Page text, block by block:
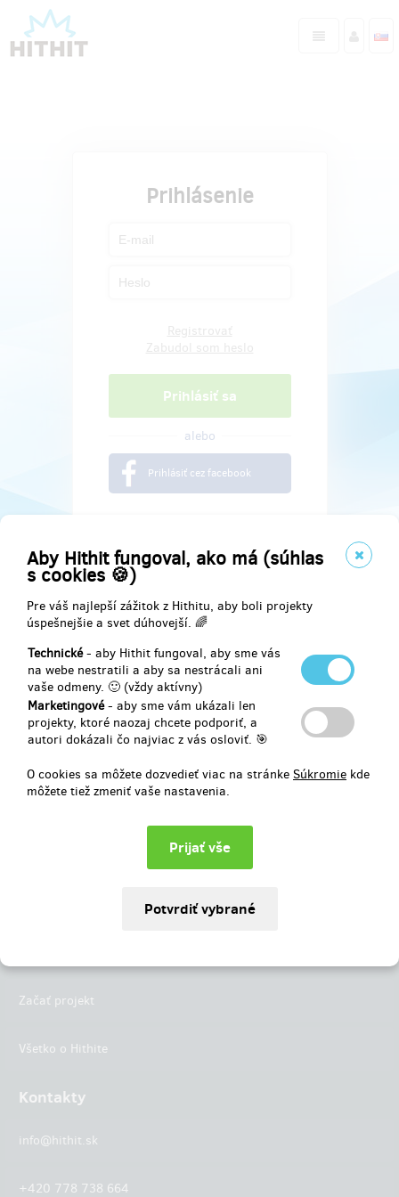
Aby Hithit fungoval, ako má (súhlas
s cookies 🍪)
Pre váš najlepší zážitok z Hithitu, aby boli projekty
úspešnejšie a svet dúhovejší. 🌈
Technické- aby Hithit fungoval, aby sme vás
na webe nestratili a aby sa nestrácali ani
vaše odmeny. 🙂 (vždy aktívny)
Marketingové- aby sme vám ukázali len
projekty, ktoré naozaj chcete podporiť, a
autori dokázali čo najviac z vás osloviť. 🎯
O cookies sa môžete dozvedieť viac na stránke Súkromie kde
môžete tiež zmeniť vaše nastavenia.
Prihlásenie
alebo
Prihlásiť cez facebook
Najdete nás na
Začať projekt
Všetko o Hithite
Kontakty
info@hithit.sk
+420 778 738 664